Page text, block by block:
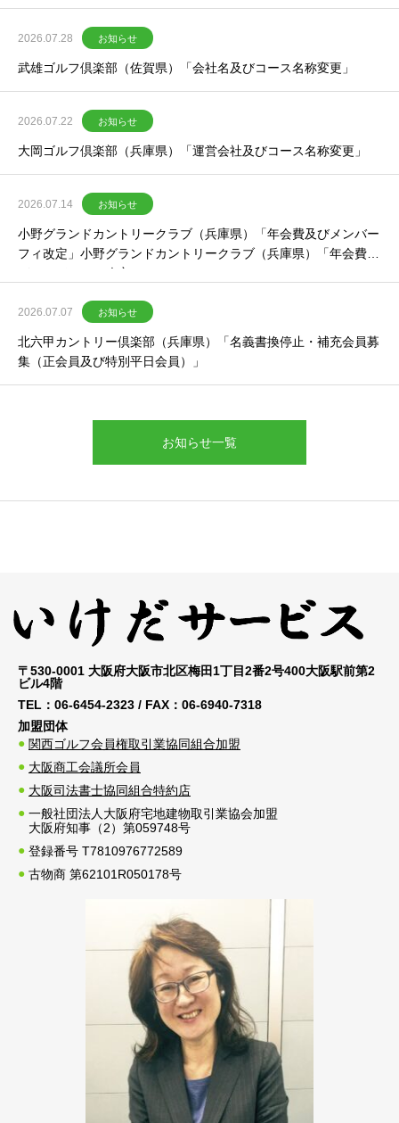
2026.07.28 お知らせ
武雄ゴルフ倶楽部（佐賀県）「会社名及びコース名称変更」
2026.07.22 お知らせ
大岡ゴルフ倶楽部（兵庫県）「運営会社及びコース名称変更」
2026.07.14 お知らせ
小野グランドカントリークラブ（兵庫県）「年会費及びメンバー
フィ改定」小野グランドカントリークラブ（兵庫県）「年会費及
びメンバーフィ改定」
2026.07.07 お知らせ
北六甲カントリー倶楽部（兵庫県）「名義書換停止・補充会員募
集（正会員及び特別平日会員）」
お知らせ一覧
〒530-0001 大阪府大阪市北区梅田1丁目2番2号400大阪駅前第2
ビル4階
TEL： 06-6454-2323 / FAX： 06-6940-7318
加盟団体
関西ゴルフ会員権取引業協同組合加盟
大阪商工会議所会員
大阪司法書士協同組合特約店
一般社団法人大阪府宅地建物取引業協会加盟
大阪府知事（2）第059748号
登録番号 T7810976772589
古物商 第62101R050178号